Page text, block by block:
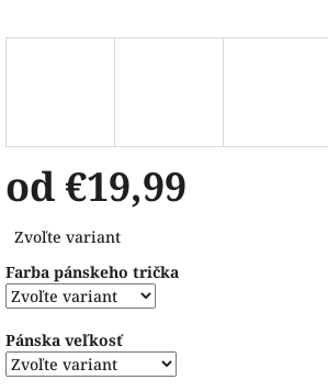
od €19,99
cena:
Zvoľte variant
Farba pánskeho trička
Pánska veľkosť